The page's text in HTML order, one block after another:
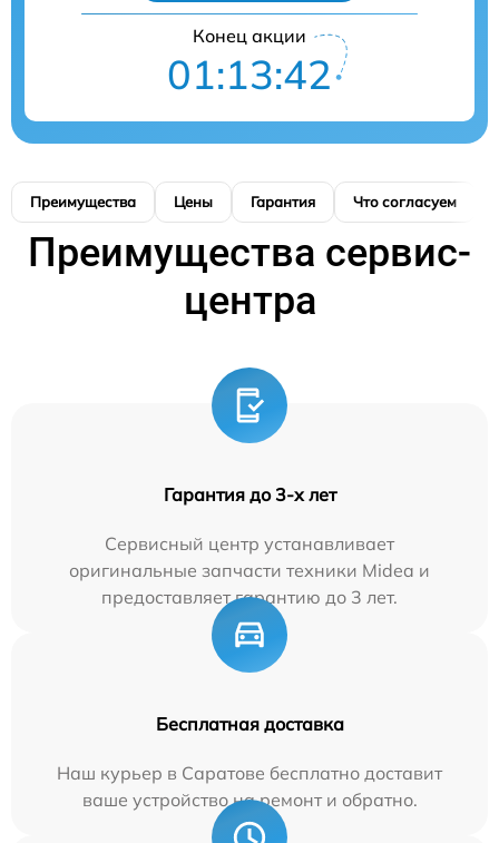
Конец акции
01:13:41
Преимущества Цены Гарантия Что согласуем
Преимущества сервис-
центра
Гарантия до 3-х лет
Сервисный центр устанавливает
оригинальные запчасти техники Midea и
предоставляет гарантию до 3 лет.
Бесплатная доставка
Наш курьер в Саратове бесплатно доставит
ваше устройство на ремонт и обратно.